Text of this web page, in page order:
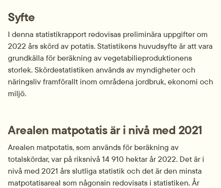
Syfte
I denna statistikrapport redovisas preliminära uppgifter om
2022 års skörd av potatis. Statistikens huvudsyfte är att vara
grundkälla för beräkning av vegetabilie­produktionens
storlek. Skördestatistiken används av myndigheter och
näringsliv framförallt inom områdena jordbruk, ekonomi och
miljö.
Arealen matpotatis är i nivå med 2021
Arealen matpotatis, som används för beräkning av
totalskördar, var på riksnivå 14 910 hektar år 2022. Det är i
nivå med 2021 års slutliga statistik och det är den minsta
matpotatisareal som någonsin redovisats i statistiken. År